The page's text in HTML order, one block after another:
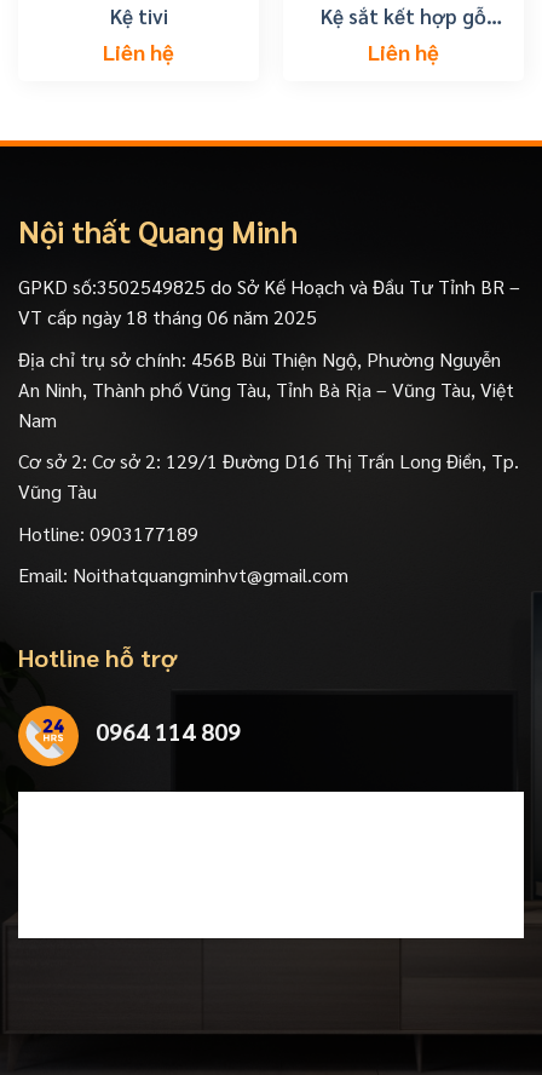
Kệ tivi
Liên hệ
Kệ sắt kết hợp gỗ
trang trí cây cảnh giá
rẻ
Liên hệ
Nội thất Quang Minh
GPKD số:3502549825 do Sở Kế Hoạch và Đầu Tư Tỉnh BR –
VT cấp ngày 18 tháng 06 năm 2025
Địa chỉ trụ sở chính: 456B Bùi Thiện Ngộ, Phường Nguyễn
An Ninh, Thành phố Vũng Tàu, Tỉnh Bà Rịa – Vũng Tàu, Việt
Nam
Cơ sở 2: Cơ sở 2: 129/1 Đường D16 Thị Trấn Long Điền, Tp.
Vũng Tàu
Hotline: 0903177189
Email: Noithatquangminhvt@gmail.com
Hotline hỗ trợ
0964 114 809